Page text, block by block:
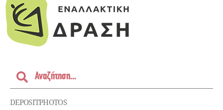
DEPOSITPHOTOS